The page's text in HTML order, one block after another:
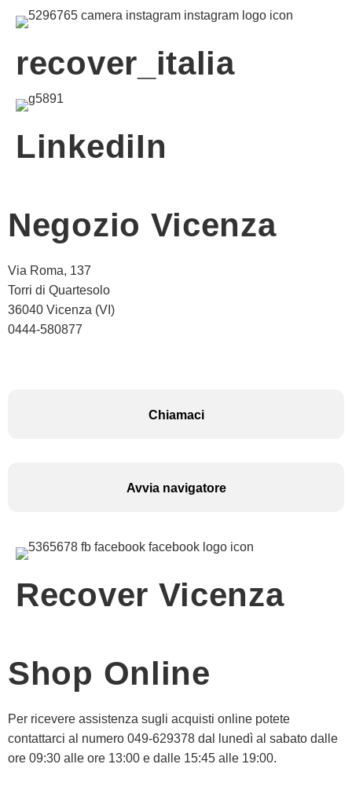
recover_italia
LinkediIn
Negozio Vicenza
Via Roma, 137
Torri di Quartesolo
36040 Vicenza (VI)
0444-580877
Chiamaci
Avvia navigatore
Recover Vicenza
Shop Online
Per ricevere assistenza sugli acquisti online potete
contattarci al numero 049-629378 dal lunedì al sabato dalle
ore 09:30 alle ore 13:00 e dalle 15:45 alle 19:00.